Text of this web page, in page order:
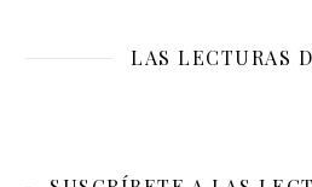
LAS LECTURAS